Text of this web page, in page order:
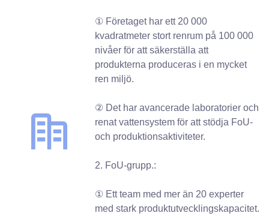
① Företaget har ett 20 000
kvadratmeter stort renrum på 100 000
nivåer för att säkerställa att
produkterna produceras i en mycket
ren miljö.
② Det har avancerade laboratorier och
renat vattensystem för att stödja FoU-
och produktionsaktiviteter.
2. FoU-grupp.:
① Ett team med mer än 20 experter
med stark produktutvecklingskapacitet.